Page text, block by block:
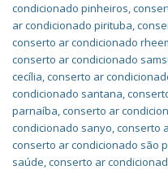
condicionado pinheiros,
ar condicionado pirituba,
conserto ar condicionado
conserto ar condicionado
cecília,conserto ar
condicionado santana,
parnaíba,conserto ar
condicionado sanyo,conserto
conserto ar condicionado são
saúde,conserto ar